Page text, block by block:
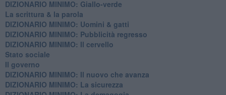
DIZIONARIO MINIMO: Giallo-verde
La scrittura & la parola
​DIZIONARIO MINIMO: Uomini & gatti
DIZIONARIO MINIMO: ​Pubblicità regresso
DIZIONARIO MINIMO: Il cervello
Stato sociale
Il governo
DIZIONARIO MINIMO: Il nuovo che avanza
DIZIONARIO MINIMO: La sicurezza